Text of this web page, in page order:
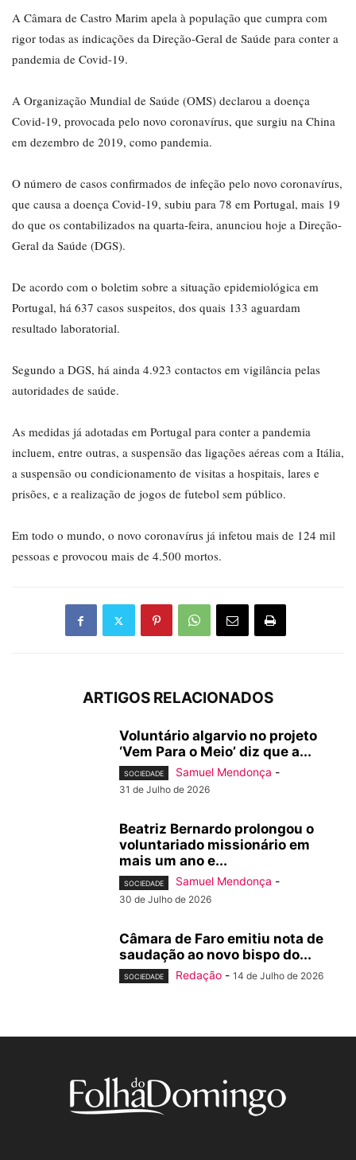
A Câmara de Castro Marim apela à população que cumpra com
rigor todas as indicações da Direção-Geral de Saúde para conter a
pandemia de Covid-19.
A Organização Mundial de Saúde (OMS) declarou a doença
Covid-19, provocada pelo novo coronavírus, que surgiu na China
em dezembro de 2019, como pandemia.
O número de casos confirmados de infeção pelo novo coronavírus,
que causa a doença Covid-19, subiu para 78 em Portugal, mais 19
do que os contabilizados na quarta-feira, anunciou hoje a Direção-
Geral da Saúde (DGS).
De acordo com o boletim sobre a situação epidemiológica em
Portugal, há 637 casos suspeitos, dos quais 133 aguardam
resultado laboratorial.
Segundo a DGS, há ainda 4.923 contactos em vigilância pelas
autoridades de saúde.
As medidas já adotadas em Portugal para conter a pandemia
incluem, entre outras, a suspensão das ligações aéreas com a Itália,
a suspensão ou condicionamento de visitas a hospitais, lares e
prisões, e a realização de jogos de futebol sem público.
Em todo o mundo, o novo coronavírus já infetou mais de 124 mil
pessoas e provocou mais de 4.500 mortos.
ARTIGOS RELACIONADOS
Voluntário algarvio no projeto
‘Vem Para o Meio’ diz que a...
SOCIEDADE Samuel Mendonça -
31 de Julho de 2026
Beatriz Bernardo prolongou o
voluntariado missionário em
mais um ano e...
SOCIEDADE Samuel Mendonça -
30 de Julho de 2026
Câmara de Faro emitiu nota de
saudação ao novo bispo do...
SOCIEDADE Redação - 14 de Julho de 2026